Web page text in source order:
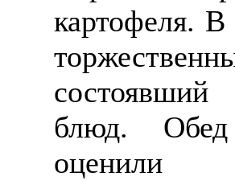
картофеля.
блюд.
оценили